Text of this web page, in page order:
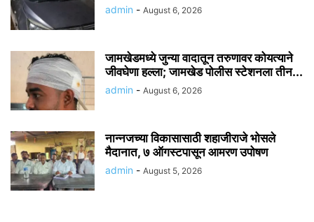
admin - August 6, 2026
जामखेडमध्ये जुन्या वादातून तरुणावर कोयत्याने
जीवघेणा हल्ला; जामखेड पोलीस स्टेशनला तीन...
admin - August 6, 2026
नान्नजच्या विकासासाठी शहाजीराजे भोसले
मैदानात, ७ ऑगस्टपासून आमरण उपोषण
admin - August 5, 2026